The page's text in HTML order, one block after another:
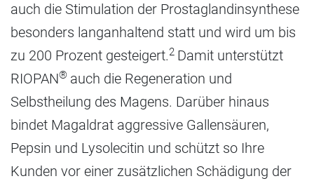
auch die Stimulation der Prostaglandinsynthese
besonders langanhaltend statt und wird um bis
zu 200 Prozent gesteigert.2 Damit unterstützt
RIOPAN® auch die Regeneration und
Selbstheilung des Magens. Darüber hinaus
bindet Magaldrat aggressive Gallensäuren,
Pepsin und Lysolecitin und schützt so Ihre
Kunden vor einer zusätzlichen Schädigung der